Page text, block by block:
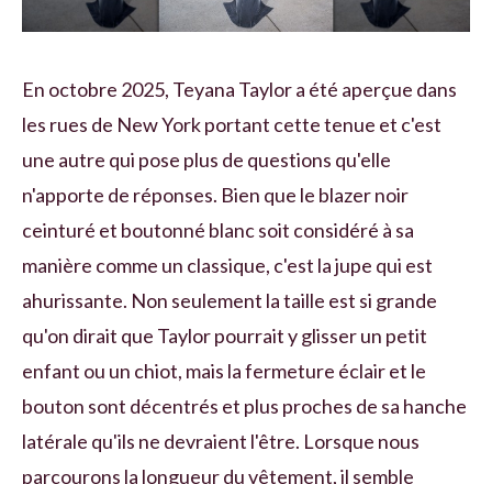
En octobre 2025, Teyana Taylor a été aperçue dans
les rues de New York portant cette tenue et c'est
une autre qui pose plus de questions qu'elle
n'apporte de réponses. Bien que le blazer noir
ceinturé et boutonné blanc soit considéré à sa
manière comme un classique, c'est la jupe qui est
ahurissante. Non seulement la taille est si grande
qu'on dirait que Taylor pourrait y glisser un petit
enfant ou un chiot, mais la fermeture éclair et le
bouton sont décentrés et plus proches de sa hanche
latérale qu'ils ne devraient l'être. Lorsque nous
parcourons la longueur du vêtement, il semble